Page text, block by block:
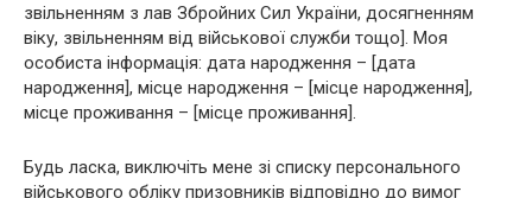
звільненням з лав Збройних Сил України, досягненням
віку, звільненням від військової служби тощо]. Моя
особиста інформація: дата народження – [дата
народження], місце народження – [місце народження],
місце проживання – [місце проживання].
Будь ласка, виключіть мене зі списку персонального
військового обліку призовників відповідно до вимог